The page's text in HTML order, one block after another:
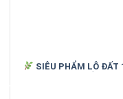
SIÊU PHẨM LÔ ĐẤT